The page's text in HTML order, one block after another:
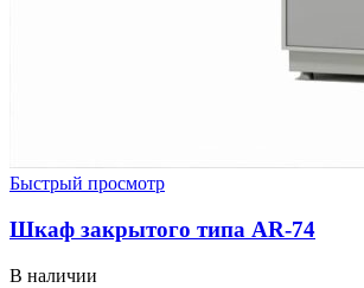
Быстрый просмотр
Шкаф закрытого типа AR-74
В наличии